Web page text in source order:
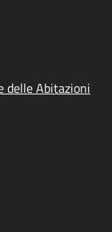
delle Abitazioni